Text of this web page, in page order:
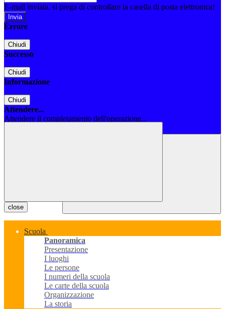
E-mail inviata, si prega di controllare la casella di posta elettronica!
Errore
Chiudi
Successo
Chiudi
Informazione
Chiudi
Attendere...
Attendere il completamento dell'operazione...
close
Scuola
Panoramica
Presentazione
I luoghi
Le persone
I numeri della scuola
Le carte della scuola
Organizzazione
La storia